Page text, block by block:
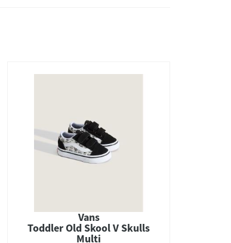
Vans
Toddler Old Skool V Skulls
Multi